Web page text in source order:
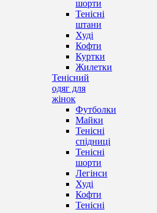
шорти
Тенісні
штани
Худі
Кофти
Куртки
Жилетки
Тенісний
одяг для
жінок
Футболки
Майки
Тенісні
спідниці
Тенісні
шорти
Легінси
Худі
Кофти
Тенісні